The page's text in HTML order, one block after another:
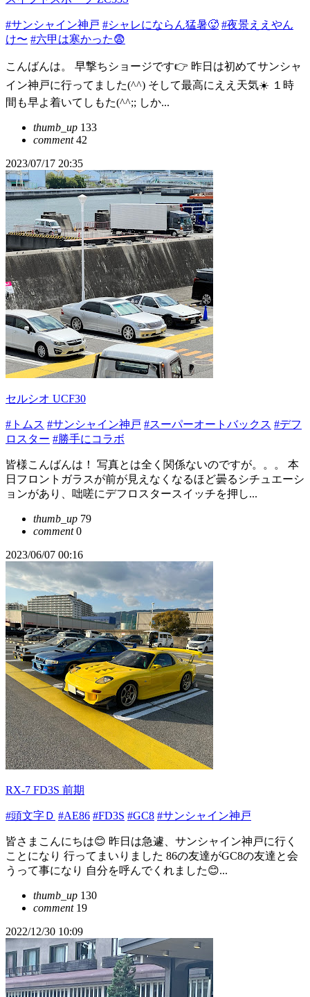
#サンシャイン神戸 #シャレにならん猛暑🥵 #夜景ええやん
け〜 #六甲は寒かった😨
こんばんは。 早撃ちショージです👉 昨日は初めてサンシャ
イン神戸に行ってました(^^) そして最高にええ天気☀️ １時
間も早よ着いてしもた(^^;; しか...
thumb_up 133
comment42
2023/07/17 20:35
セルシオ UCF30
#トムス #サンシャイン神戸 #スーパーオートバックス #デフ
ロスター #勝手にコラボ
皆様こんばんは！ 写真とは全く関係ないのですが。。。 本
日フロントガラスが前が見えなくなるほど曇るシチュエーシ
ョンがあり、咄嗟にデフロスタースイッチを押し...
thumb_up 79
comment0
2023/06/07 00:16
RX-7 FD3S 前期
#頭文字Ｄ #AE86 #FD3S #GC8 #サンシャイン神戸
皆さまこんにちは😊 昨日は急遽、サンシャイン神戸に行く
ことになり 行ってまいりました 86の友達がGC8の友達と会
うって事になり 自分を呼んでくれました😊...
thumb_up 130
comment19
2022/12/30 10:09